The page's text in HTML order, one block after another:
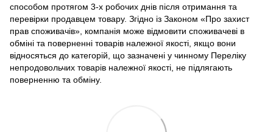
способом протягом 3-х робочих днів після отримання та
перевірки продавцем товару. Згідно із Законом «Про захист
прав споживачів», компанія може відмовити споживачеві в
обміні та поверненні товарів належної якості, якщо вони
відносяться до категорій, що зазначені у чинному Переліку
непродовольчих товарів належної якості, не підлягають
поверненню та обміну.